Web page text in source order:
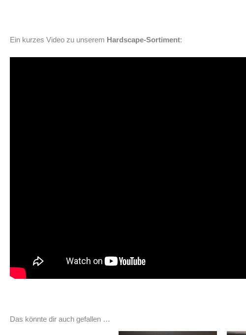
Ein kurzes Video zu unserem Hardscape-Sortiment:
Das könnte dir auch gefallen …